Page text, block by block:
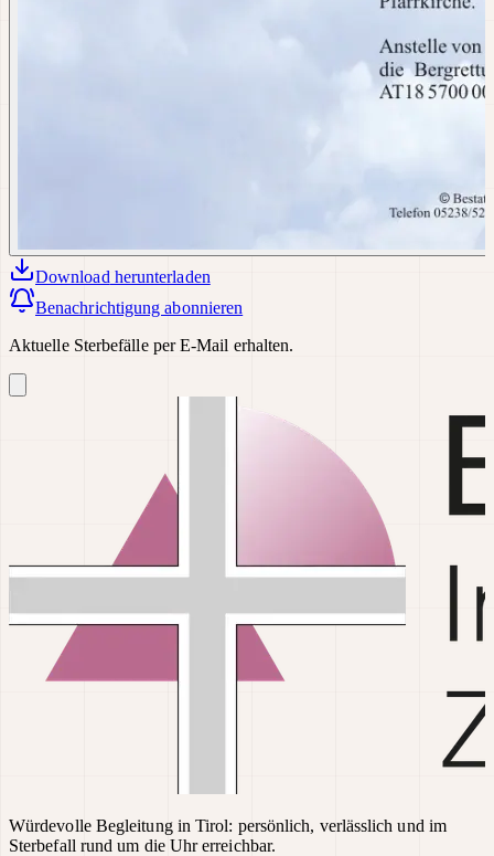
Download herunterladen
Benachrichtigung abonnieren
Aktuelle Sterbefälle per E-Mail erhalten.
Würdevolle Begleitung in Tirol: persönlich, verlässlich und im
Sterbefall rund um die Uhr erreichbar.